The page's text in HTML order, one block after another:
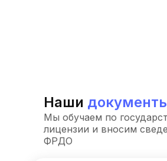
Наши
Мы обучаем по
лицензии и вносим
ФРДО